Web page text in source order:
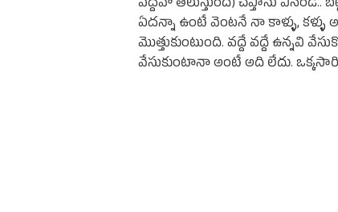
పెద్దవో తెలుస్తుంది) చెప్తాను
ఏదన్నా ఉంటే వెంటనే నా కాళ్ళు,
మొత్తుకుంటుంది. వద్దే వద్దే
వేసుకుంటానా అంటే అది లేదు. ఒక్కసారి